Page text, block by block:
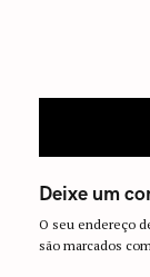
i
a
t
i
o
Deixe um
O seu endereço
são marcados